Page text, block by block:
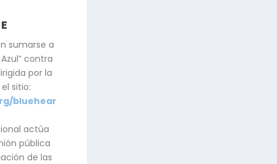
sumarse a
contra
por la
sitio:
bluehear
actúa
pública
de las